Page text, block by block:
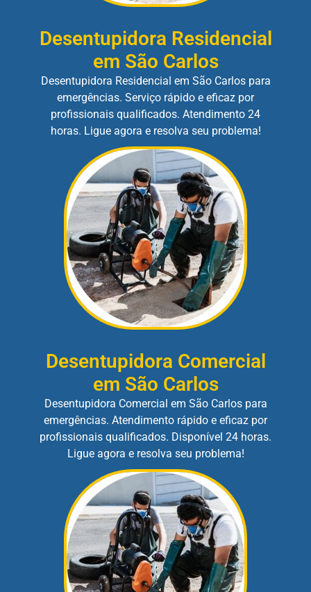
Desentupidora Residencial
em São Carlos
Desentupidora Residencial em São Carlos para
emergências. Serviço rápido e eficaz por
profissionais qualificados. Atendimento 24
horas. Ligue agora e resolva seu problema!
Desentupidora Comercial
em São Carlos
Desentupidora Comercial em São Carlos para
emergências. Atendimento rápido e eficaz por
profissionais qualificados. Disponível 24 horas.
Ligue agora e resolva seu problema!